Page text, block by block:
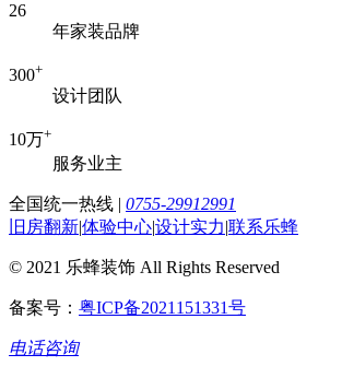
26
年家装品牌
300+
设计团队
10万+
服务业主
全国统一热线 | 0755-29912991
旧房翻新|体验中心|设计实力|联系乐蜂
© 2021 乐蜂装饰 All Rights Reserved
备案号： 粤ICP备2021151331号
电话咨询